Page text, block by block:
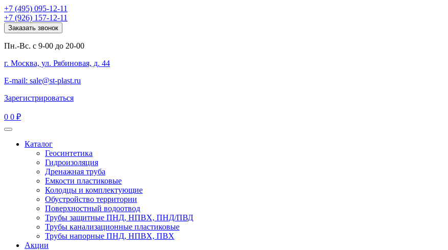
+7 (495) 095-12-11
+7 (926) 157-12-11
Заказать звонок
Пн.-Вс. с 9-00 до 20-00
г. Москва, ул. Рябиновая, д. 44
E-mail: sale@st-plast.ru
Зарегистрироваться
0 0 ₽
Каталог
Геосинтетика
Гидроизоляция
Дренажная труба
Емкости пластиковые
Колодцы и комплектующие
Обустройство территории
Поверхностный водоотвод
Трубы защитные ПНД, НПВХ, ПНД/ПВД
Трубы канализационные пластиковые
Трубы напорные ПНД, НПВХ, ПВХ
Акции